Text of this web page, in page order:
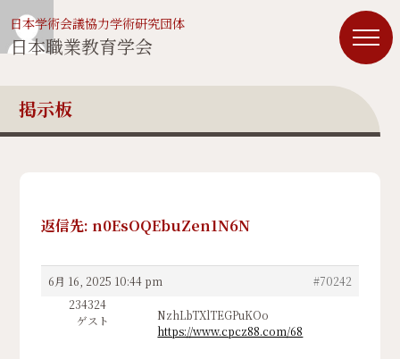
日本学術会議協力学術研究団体
日本職業教育学会
掲示板
返信先: n0EsOQEbuZen1N6N
6月 16, 2025 10:44 pm
#70242
234324
ゲスト
NzhLbTXlTEGPuKOo
https://www.cpcz88.com/68